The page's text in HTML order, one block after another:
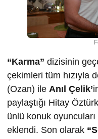
“Karma” dizisinin
çekimleri tüm hızıyla
(Ozan) ile Anıl Çelik’
paylaştığı Hitay
ünlü konuk oyuncuları
eklendi. Son olarak